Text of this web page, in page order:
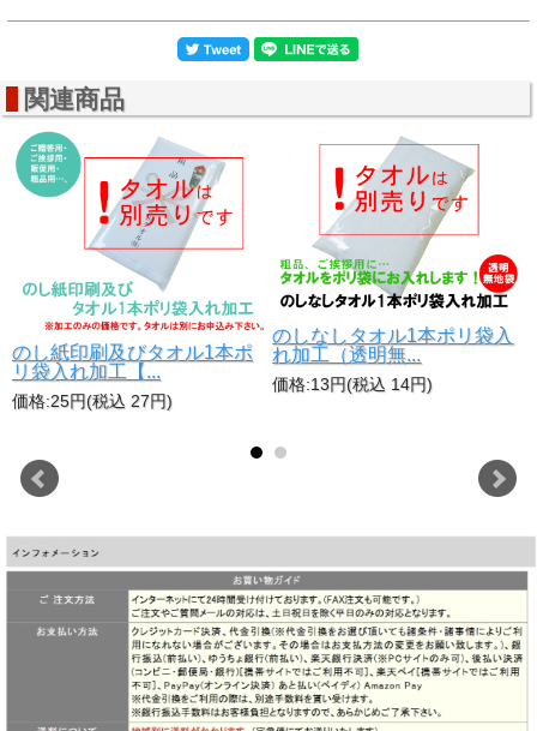
関連商品
のし紙印刷及びタオル1本ポ
リ袋入れ加工【...
価格:25円(税込 27円)
のしなしタオル1本ポリ袋入
れ加工（透明無...
価格:13円(税込 14円)